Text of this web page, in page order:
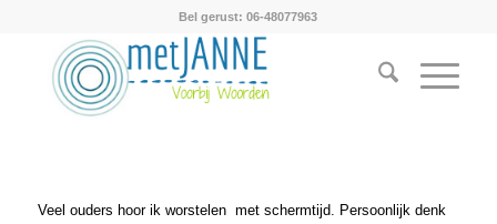
Bel gerust: 06-48077963
Veel ouders hoor ik worstelen met schermtijd. Persoonlijk denk